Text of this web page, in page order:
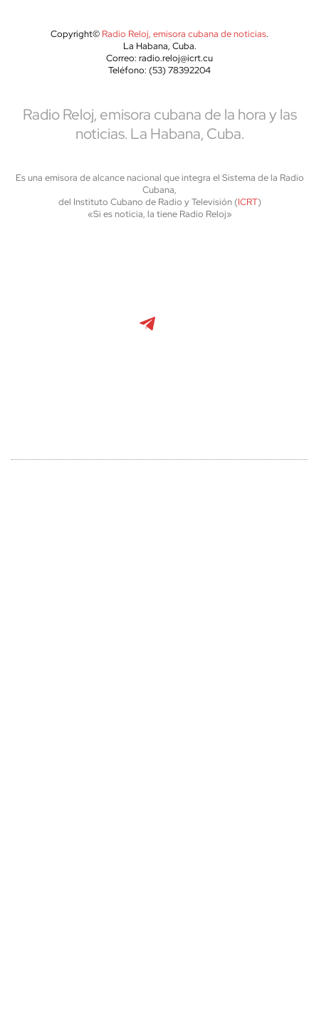
Copyright© Radio Reloj, emisora cubana de noticias.
La Habana, Cuba.
Correo: radio.reloj@icrt.cu
Teléfono: (53) 78392204
Radio Reloj, emisora cubana de la hora y las
noticias. La Habana, Cuba.
Es una emisora de alcance nacional que integra el Sistema de la Radio
Cubana,
del Instituto Cubano de Radio y Televisión (ICRT)
«Si es noticia, la tiene Radio Reloj»